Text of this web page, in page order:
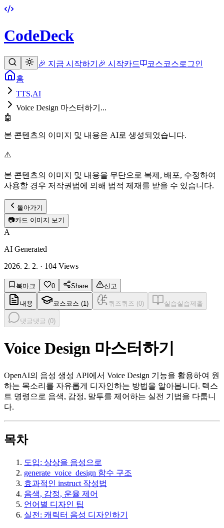
CodeDeck
🎉 지금 시작하기 🎉 시작카드 코스코스로그인
홈
TTS,AI
Voice Design 마스터하기...
🤖
본 콘텐츠의 이미지 및 내용은 AI로 생성되었습니다.
⚠️
본 콘텐츠의 이미지 및 내용을 무단으로 복제, 배포, 수정하여
사용할 경우 저작권법에 의해 법적 제재를 받을 수 있습니다.
돌아가기
📷카드 이미지 보기
A
AI Generated
2026. 2. 2. · 104 Views
북마크 0 Share 신고
내용 코스 코스 (1 ) 퀴즈퀴즈 (0) 실습실습제출
댓글댓글 (0)
Voice Design 마스터하기
OpenAI의 음성 생성 API에서 Voice Design 기능을 활용하여 원
하는 목소리를 자유롭게 디자인하는 방법을 알아봅니다. 텍스
트 명령으로 음색, 감정, 말투를 제어하는 실전 기법을 다룹니
다.
목차
도입: 상상을 음성으로
generate_voice_design 함수 구조
효과적인 instruct 작성법
음색, 감정, 운율 제어
언어별 디자인 팁
실전: 캐릭터 음성 디자인하기